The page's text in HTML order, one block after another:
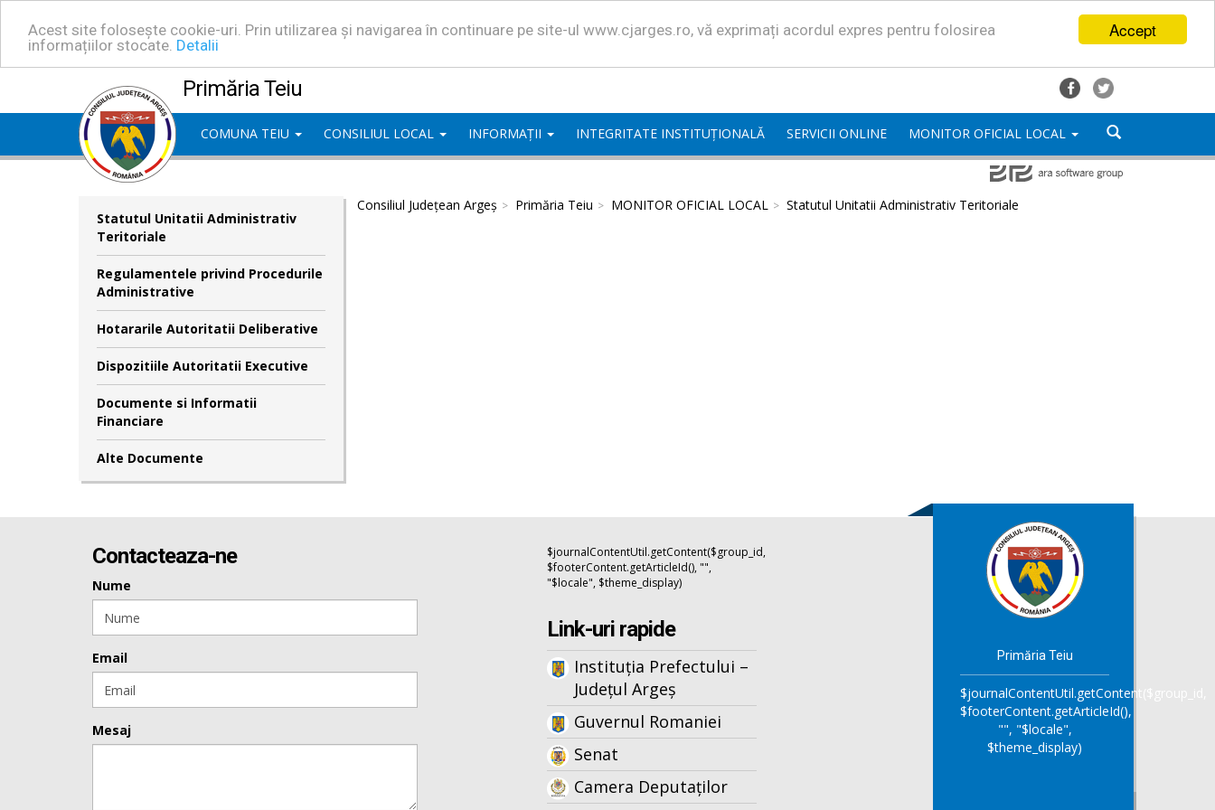
Accept
Acest site folosește cookie-uri. Prin utilizarea și navigarea în continuare pe site-ul www.cjarges.ro, vă exprimați acordul expres pentru folosirea
informațiilor stocate. Detalii
Primăria Teiu
COMUNA TEIU CONSILIUL LOCAL INFORMAȚII INTEGRITATE INSTITUȚIONALĂ SERVICII ONLINE MONITOR OFICIAL LOCAL
Statutul Unitatii Administrativ
Teritoriale
Regulamentele privind Procedurile
Administrative
Hotararile Autoritatii Deliberative
Dispozitiile Autoritatii Executive
Documente si Informatii
Financiare
Alte Documente
Consiliul Județean Argeș Primăria Teiu MONITOR OFICIAL LOCAL Statutul Unitatii Administrativ Teritoriale
Contacteaza-ne
Nume
Email
Mesaj
$journalContentUtil.getContent($group_id,
$footerContent.getArticleId(), "",
"$locale", $theme_display)
Link-uri rapide
Instituția Prefectului –
Județul Argeș
Guvernul Romaniei
Senat
Camera Deputaților
Primăria Teiu
$journalContentUtil.getContent($group_id,
$footerContent.getArticleId(),
"", "$locale",
$theme_display)